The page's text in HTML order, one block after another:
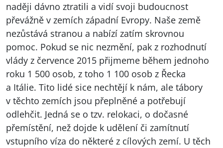
naději dávno ztratili a vidí svoji budoucnost
převážně v zemích západní Evropy. Naše země
nezůstává stranou a nabízí zatím skrovnou
pomoc. Pokud se nic nezmění, pak z rozhodnutí
vlády z července 2015 přijmeme během jednoho
roku 1 500 osob, z toho 1 100 osob z Řecka
a Itálie. Tito lidé sice nechtějí k nám, ale tábory
v těchto zemích jsou přeplněné a potřebují
odlehčit. Jedná se o tzv. relokaci, o dočasné
přemístění, než dojde k udělení či zamítnutí
vstupního víza do některé z cílových zemí. U těch